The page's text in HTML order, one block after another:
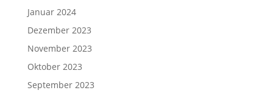
Januar 2024
Dezember 2023
November 2023
Oktober 2023
September 2023